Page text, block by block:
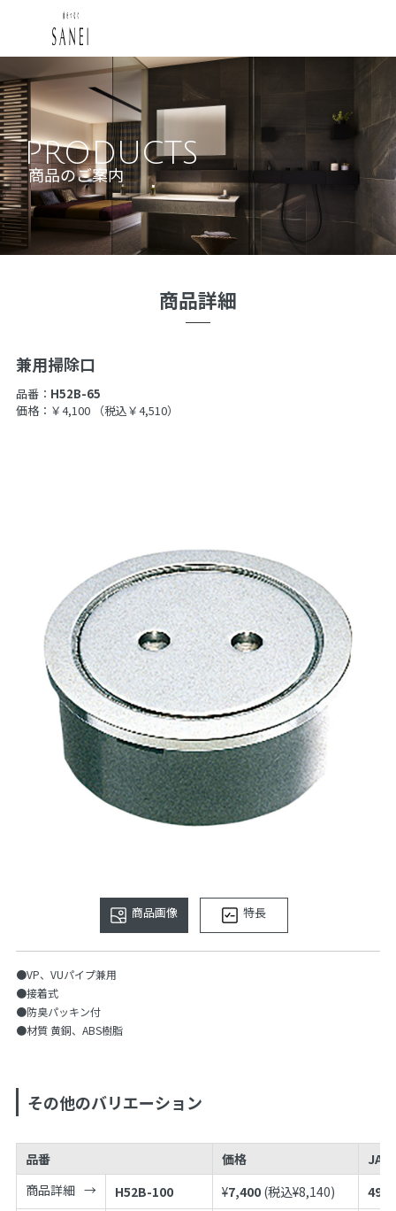
PRODUCTS
商品のご案内
商品詳細
兼用掃除口
品番： H52B-65
価格：￥4,100
（税込￥4,510）
商品画像 特長
●VP、VUパイプ兼用
●接着式
●防臭パッキン付
●材質 黄銅、ABS樹脂
その他のバリエーション
品番 価格
JAN
商品詳細
H52B-100 ¥7,400 (税込¥8,140)